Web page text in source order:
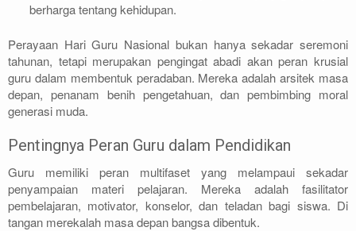
berharga tentang kehidupan.
Perayaan Hari Guru Nasional bukan hanya sekadar seremoni
tahunan, tetapi merupakan pengingat abadi akan peran krusial
guru dalam membentuk peradaban. Mereka adalah arsitek masa
depan, penanam benih pengetahuan, dan pembimbing moral
generasi muda.
Pentingnya Peran Guru dalam Pendidikan
Guru memiliki peran multifaset yang melampaui sekadar
penyampaian materi pelajaran. Mereka adalah fasilitator
pembelajaran, motivator, konselor, dan teladan bagi siswa. Di
tangan merekalah masa depan bangsa dibentuk.